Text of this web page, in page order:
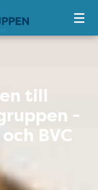
till
-
BVC